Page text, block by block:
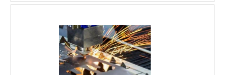
zincagem preta e soldagem com ótima
satisfação dos clientes, a empresa busca
investir nos melhores profissionais do
mercado, e em instalações modernas,
garantindo assim, confiabilidade e boa
de anomalia ou deformação.